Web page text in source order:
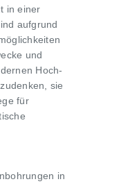
in einer
aufgrund
und
Hoch-
sie
für
in